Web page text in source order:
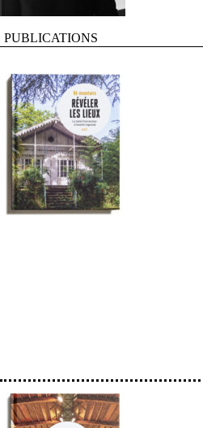
PUBLICATIONS